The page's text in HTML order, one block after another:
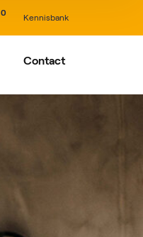
0
Kennisbank
Contact